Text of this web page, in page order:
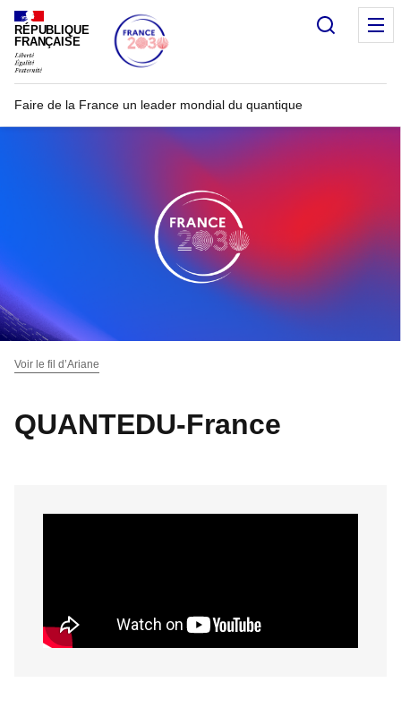
RÉPUBLIQUE
FRANÇAISE
Faire de la France un leader mondial du quantique
Voir le fil d’Ariane
QUANTEDU-France